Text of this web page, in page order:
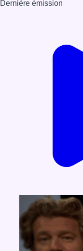
Dernière émission